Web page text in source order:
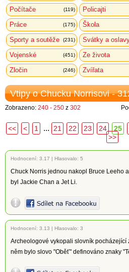
Počítače (119) Policajti
Práce (175) Škola
Sporty a soutěže (231) Svátky a
Vojenské (451) Ze života
Zločin (246) Zvířata
Vtipy o Chucku Norrisovi -
Zobrazeno: 240 - 250 z 302
<< < 1 ... 21 22 23 24 25
>>
Hodnocení: 3.17 | Hlasovalo: 5
Chuck Norris jednou nakopl Bruce Leeho
byl Jackie Chan a Jet Li.
Hodnocení: 3.13 | Hlasovalo: 3
Archeologové vykopali slovník pocházející
něm bylo slovo "Oběť" definováno znaky